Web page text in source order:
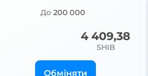
До 200 000
4 409,38
SHIB
Обміняти